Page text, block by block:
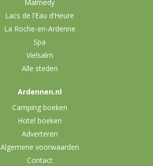
Malmedy
Lacs de l’Eau d’Heure
La Roche-en-Ardenne
Spa
Vielsalm
Alle steden
Ardennen.nl
Camping boeken
Hotel boeken
Adverteren
Algemene voorwaarden
Contact